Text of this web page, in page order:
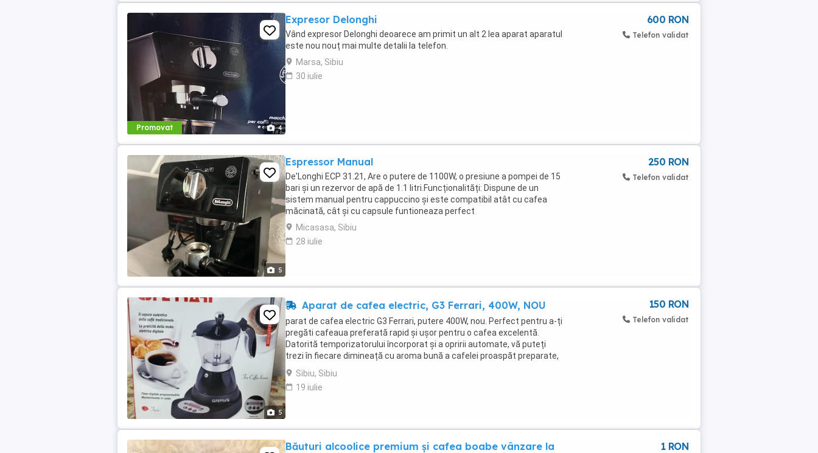
Promovat 4
Expresor Delonghi
Vând expresor Delonghi deoarece am primit un alt 2 lea aparat aparatul
este nou nouț mai multe detalii la telefon.
Marsa, Sibiu
30 iulie
600 RON
Telefon validat
5
Espressor Manual
De'Longhi ECP 31.21, Are o putere de 1100W, o presiune a pompei de 15
bari și un rezervor de apă de 1.1 litri.Funcționalități: Dispune de un
sistem manual pentru cappuccino și este compatibil atât cu cafea
măcinată, cât și cu capsule funtioneaza perfect
Micasasa, Sibiu
28 iulie
250 RON
Telefon validat
5
Aparat de cafea electric, G3 Ferrari, 400W, NOU
parat de cafea electric G3 Ferrari, putere 400W, nou. Perfect pentru a-ți
pregăti cafeaua preferată rapid și ușor pentru o cafea excelentă.
Datorită temporizatorului încorporat și a opririi automate, vă puteți
trezi în fiecare dimineață cu aroma bună a cafelei proaspăt preparate,
care poate rămâne fierbinte ...
Sibiu, Sibiu
19 iulie
150 RON
Telefon validat
Băuturi alcoolice premium și cafea boabe vânzare la
1 RON